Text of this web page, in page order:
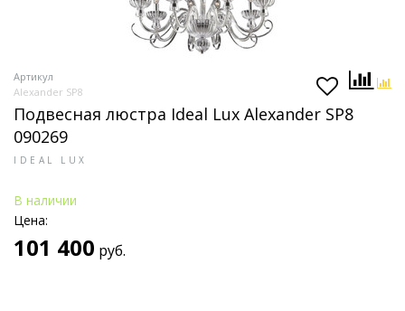
Артикул
Alexander SP8
Подвесная люстра Ideal Lux Alexander SP8
090269
IDEAL LUX
В наличии
Цена:
101 400 руб.